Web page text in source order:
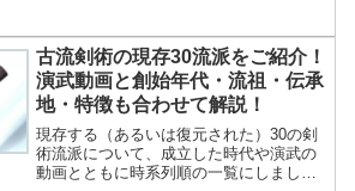
現代の警察官のようなものともいえ、
「御用だ御用だ！」と犯罪者を検挙する
カタルシスは不動の人気シーンの一つで
しょう。そんな同心を象徴する道具とし
て「十手（じって）」を思い描くのは、
ふだんあまり時代劇になじみがない人で
も比較的容易なのではない
で………………～続きを読む～
古流剣術の現存30流派をご紹介！
演武動画と創始年代・流祖・伝承
地・特徴も合わせて解説！
現存する（あるいは復元された）30の剣
術流派について、成立した時代や演武の
動画とともに時系列順の一覧にしまし